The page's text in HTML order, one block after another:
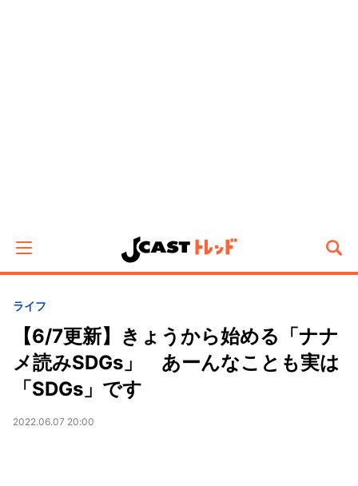
ライフ
【6/7更新】きょうから始める「ナナ
メ読みSDGs」 あーんなことも実は
「SDGs」です
2022.06.07 20:00